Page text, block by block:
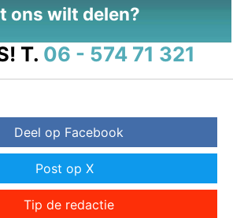
ons wilt delen?
T. 06 - 574 71 321
Deel op Facebook
Post op X
Tip de redactie